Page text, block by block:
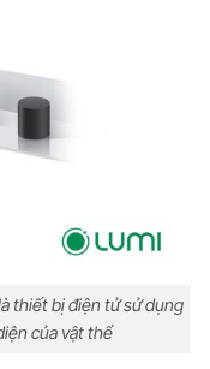
thiết bị điện tử sử dụng
của vật thể